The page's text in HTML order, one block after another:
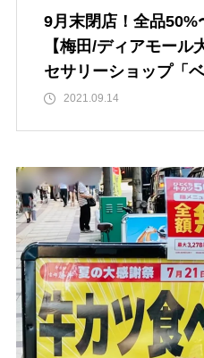
9月末閉店！全品50%
【梅田/ディアモール
セサリーショップ「
が閉店セール中！
2021.09.14